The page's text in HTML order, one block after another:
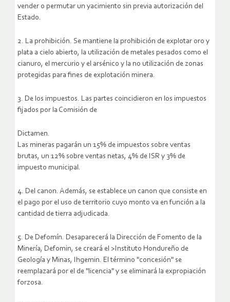
vender o permutar un yacimiento sin previa autorización del
Estado.
2. La prohibición. Se mantiene la prohibición de explotar oro y
plata a cielo abierto, la utilización de metales pesados como el
cianuro, el mercurio y el arsénico y la no utilización de zonas
protegidas para fines de explotación minera.
3. De los impuestos. Las partes coincidieron en los impuestos
fijados por la Comisión de
Dictamen.
Las mineras pagarán un 15% de impuestos sobre ventas
brutas, un 12% sobre ventas netas, 4% de ISR y 3% de
impuesto municipal.
4. Del canon. Además, se establece un canon que consiste en
el pago por el uso de territorio cuyo monto va en función a la
cantidad de tierra adjudicada.
5. De Defomín. Desaparecerá la Dirección de Fomento de la
Minería, Defomin, se creará el >Instituto Hondureño de
Geología y Minas, Ihgemin. El término "concesión" se
reemplazará por el de "licencia" y se eliminará la expropiación
forzosa.